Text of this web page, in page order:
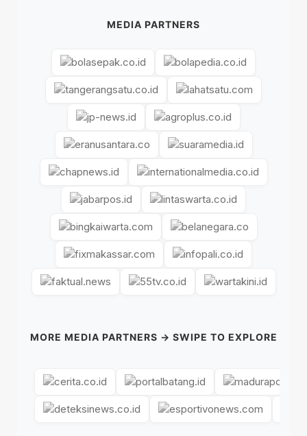
MEDIA PARTNERS
MORE MEDIA PARTNERS → SWIPE TO EXPLORE